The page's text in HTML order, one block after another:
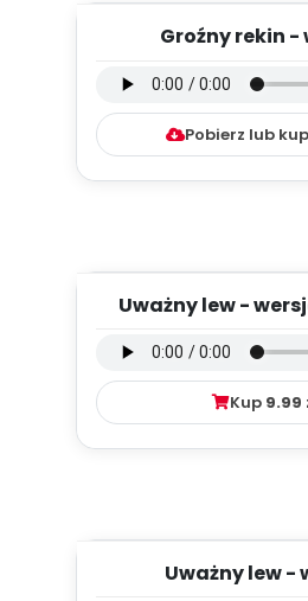
Groźny rekin -
Pobierz lub kup
Uważny lew -
Kup 9.99
Uważny lew -